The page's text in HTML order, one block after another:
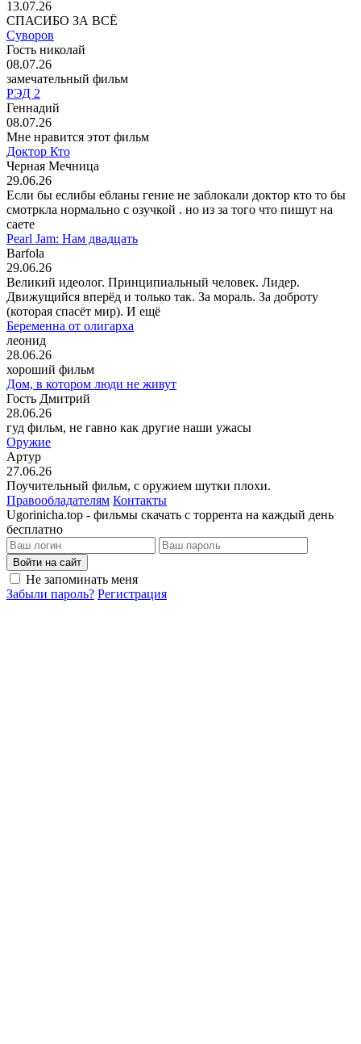
13.07.26
СПАСИБО ЗА ВСЁ
Суворов
Гость николай
08.07.26
замечательный фильм
РЭД 2
Геннадий
08.07.26
Мне нравится этот фильм
Доктор Кто
Черная Мечница
29.06.26
Если бы еслибы ебланы гение не заблокали доктор кто то бы
смотркла нормально с озучкой . но из за того что пишут на
саете
Pearl Jam: Нам двадцать
Barfola
29.06.26
Великий идеолог. Принципиальный человек. Лидер.
Движущийся вперёд и только так. За мораль. За доброту
(которая спасёт мир). И ещё
Беременна от олигарха
леонид
28.06.26
хороший фильм
Дом, в котором люди не живут
Гость Дмитрий
28.06.26
гуд фильм, не гавно как другие наши ужасы
Оружие
Артур
27.06.26
Поучительный фильм, с оружием шутки плохи.
Правообладателям Контакты
Ugorinicha.top - фильмы скачать с торрента на каждый день
бесплатно
Войти на сайт
Не запоминать меня
Забыли пароль? Регистрация